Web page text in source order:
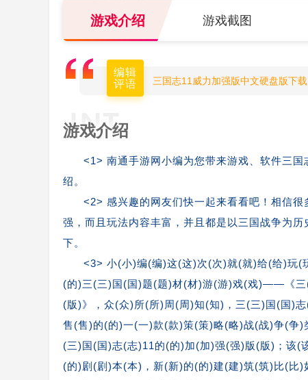
游戏介绍 游戏截图
编辑
评语
三国志11威力加强版中文硬盘版下
游戏介绍
<1> 南通手游网小编为您带来游戏、软件三
绍。
<2> 感兴趣的网友们快一起来看看吧！相信
强，而且玩法内容丰富，并且都是以三国战争为
下。
<3> 小(小)编(编)这(这)次(次)就(就)给(给)玩
(的)三(三)国(国)题(题)材(材)游(游)戏(戏)——《
(版)》，众(众)所(所)周(周)知(知)，三(三)国(国)
售(售)的(的)一(一)款(款)策(策)略(略)战(战)争(争
(三)国(国)志(志)11的(的)加(加)强(强)版(版)；该
(的)剧(剧)本(本)，新(新)的(的)建(建)筑(筑)比(比